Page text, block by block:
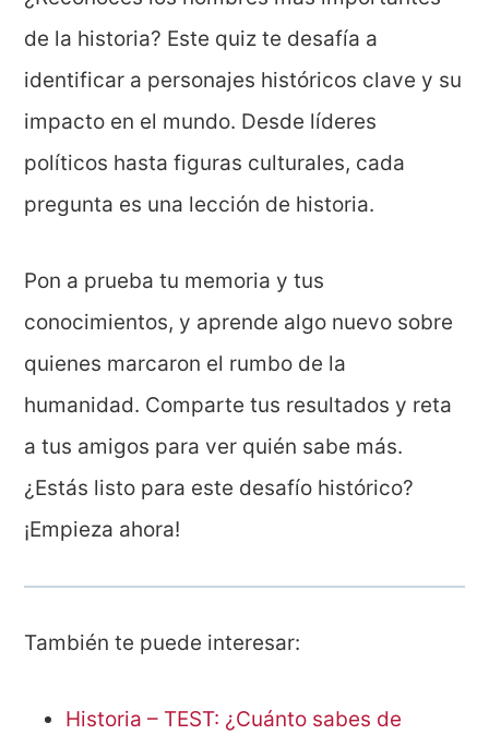
de la historia? Este quiz te desafía a
identificar a personajes históricos clave y su
impacto en el mundo. Desde líderes
políticos hasta figuras culturales, cada
pregunta es una lección de historia.
Pon a prueba tu memoria y tus
conocimientos, y aprende algo nuevo sobre
quienes marcaron el rumbo de la
humanidad. Comparte tus resultados y reta
a tus amigos para ver quién sabe más.
¿Estás listo para este desafío histórico?
¡Empieza ahora!
También te puede interesar:
Historia – TEST: ¿Cuánto sabes de